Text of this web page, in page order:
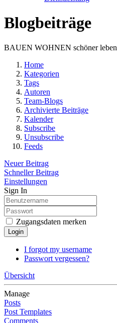
Blogbeiträge
BAUEN WOHNEN schöner leben
Home
Kategorien
Tags
Autoren
Team-Blogs
Archivierte Beiträge
Kalender
Subscribe
Unsubscribe
Feeds
Neuer Beitrag
Schneller Beitrag
Einstellungen
Sign In
Zugangsdaten merken
Login
I forgot my username
Passwort vergessen?
Übersicht
Manage
Posts
Post Templates
Comments